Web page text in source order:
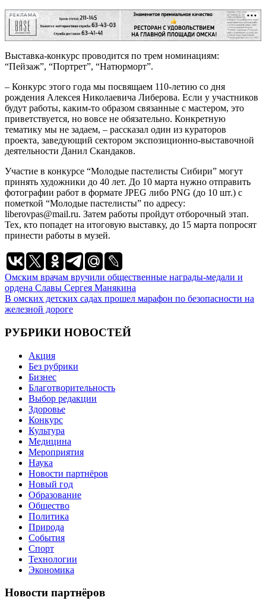
РЕКЛАМА
Выставка-конкурс проводится по трем номинациям:
“Пейзаж”, “Портрет”, “Натюрморт”.
– Конкурс этого года мы посвящаем 110-летию со дня
рождения Алексея Николаевича Либерова. Если у участников
будут работы, каким-то образом связанные с мастером, это
приветствуется, но вовсе не обязательно. Конкретную
тематику мы не задаем, – рассказал один из кураторов
проекта, заведующий сектором экспозиционно-выставочной
деятельности Данил Скандаков.
Участие в конкурсе “Молодые пастелисты Сибири” могут
принять художники до 40 лет. До 10 марта нужно отправить
фотографии работ в формате JPEG либо PNG (до 10 шт.) с
пометкой “Молодые пастелисты” по адресу:
liberovpas@mail.ru. Затем работы пройдут отборочный этап.
Тех, кто попадет на итоговую выставку, до 15 марта попросят
принести работы в музей.
Навигация
по
записям
Омским врачам вручили общественные награды-медали и
ордена Славы Сергея Манякина
В омских детских садах прошел марафон по безопасности на
железной дороге
РУБРИКИ НОВОСТЕЙ
Акция
Без рубрики
Бизнес
Благотворительность
Выбор редакции
Здоровье
Конкурс
Культура
Медицина
Мероприятия
Наука
Новости партнёров
Новый год
Образование
Общество
Политика
Природа
События
Спорт
Технологии
Экономика
Новости партнёров